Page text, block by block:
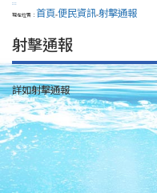
:::
現在位置： 首頁>便民資訊>射擊通報
射擊通報
詳如射擊通報